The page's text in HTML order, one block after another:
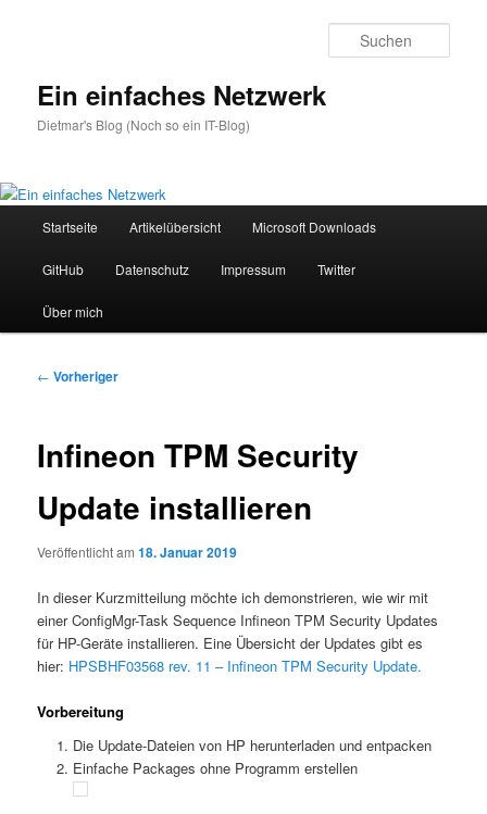
Ein einfaches Netzwerk
Dietmar's Blog (Noch so ein IT-Blog)
Startseite Artikelübersicht Microsoft Downloads
GitHub Datenschutz Impressum Twitter
Über mich
Beitragsnavigation
← Vorheriger
Infineon TPM Security
Update installieren
Veröffentlicht am18. Januar 2019
In dieser Kurzmitteilung möchte ich demonstrieren, wie wir mit
einer ConfigMgr-Task Sequence Infineon TPM Security Updates
für HP-Geräte installieren. Eine Übersicht der Updates gibt es
hier: HPSBHF03568 rev. 11 – Infineon TPM Security Update.
Vorbereitung
Die Update-Dateien von HP herunterladen und entpacken
Einfache Packages ohne Programm erstellen